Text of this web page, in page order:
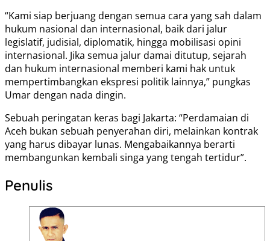
“Kami siap berjuang dengan semua cara yang sah dalam
hukum nasional dan internasional, baik dari jalur
legislatif, judisial, diplomatik, hingga mobilisasi opini
internasional. Jika semua jalur damai ditutup, sejarah
dan hukum internasional memberi kami hak untuk
mempertimbangkan ekspresi politik lainnya,” pungkas
Umar dengan nada dingin.
Sebuah peringatan keras bagi Jakarta: “Perdamaian di
Aceh bukan sebuah penyerahan diri, melainkan kontrak
yang harus dibayar lunas. Mengabaikannya berarti
membangunkan kembali singa yang tengah tertidur”.
Penulis